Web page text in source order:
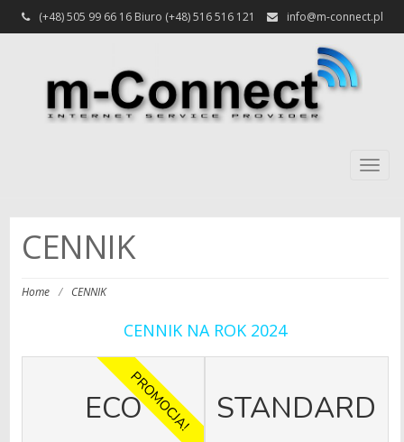
(+48) 505 99 66 16 Biuro (+48) 516 516 121 info@m-connect.pl
CENNIK
Home / CENNIK
CENNIK NA ROK 2024
ECOPROMOCJA! STANDARD